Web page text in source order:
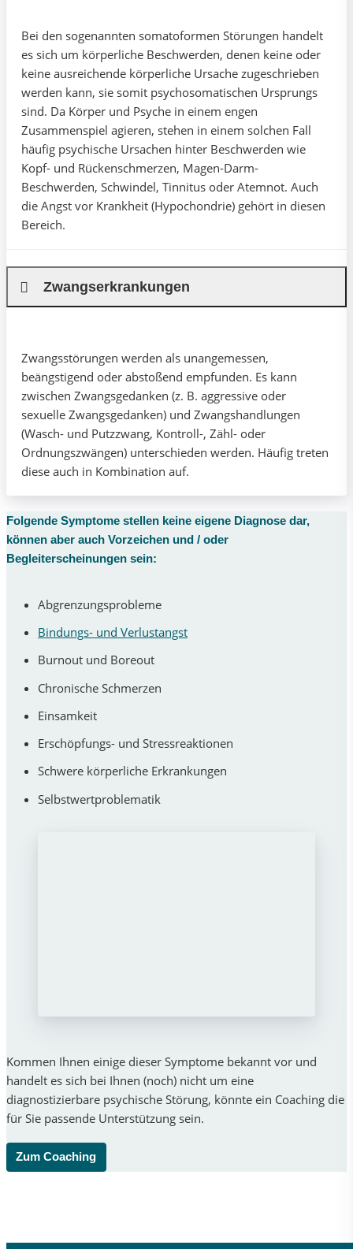
Bei den sogenannten somatoformen Störungen handelt
es sich um körperliche Beschwerden, denen keine oder
keine ausreichende körperliche Ursache zugeschrieben
werden kann, sie somit psychosomatischen Ursprungs
sind. Da Körper und Psyche in einem engen
Zusammenspiel agieren, stehen in einem solchen Fall
häufig psychische Ursachen hinter Beschwerden wie
Kopf- und Rückenschmerzen, Magen-Darm-
Beschwerden, Schwindel, Tinnitus oder Atemnot. Auch
die Angst vor Krankheit (Hypochondrie) gehört in diesen
Bereich.
Zwangserkrankungen
Zwangsstörungen werden als unangemessen,
beängstigend oder abstoßend empfunden. Es kann
zwischen Zwangsgedanken (z. B. aggressive oder
sexuelle Zwangsgedanken) und Zwangshandlungen
(Wasch- und Putzzwang, Kontroll-, Zähl- oder
Ordnungszwängen) unterschieden werden. Häufig treten
diese auch in Kombination auf.
Folgende Symptome stellen keine eigene Diagnose dar,
können aber auch Vorzeichen und / oder
Begleiterscheinungen sein:
Abgrenzungsprobleme
Bindungs- und Verlustangst
Burnout und Boreout
Chronische Schmerzen
Einsamkeit
Erschöpfungs- und Stressreaktionen
Schwere körperliche Erkrankungen
Selbstwertproblematik
Kommen Ihnen einige dieser Symptome bekannt vor und
handelt es sich bei Ihnen (noch) nicht um eine
diagnostizierbare psychische Störung, könnte ein Coaching die
für Sie passende Unterstützung sein.
Zum Coaching